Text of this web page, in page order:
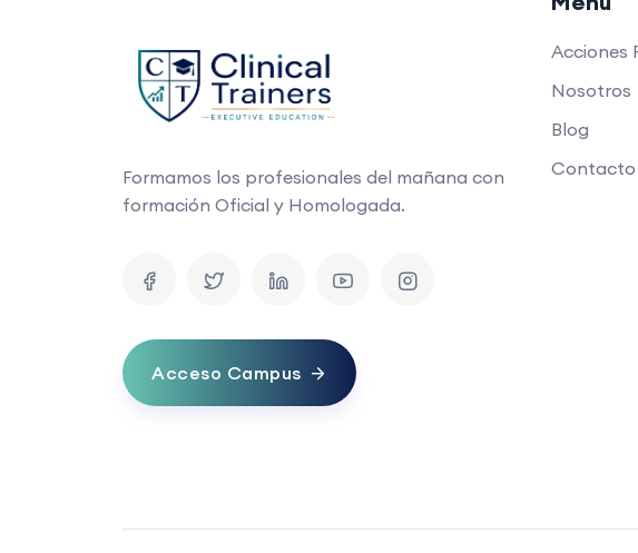
Formamos los profesionales del mañana con
formación Oficial y Homologada.
Acceso Campus
Acciones
Nosotros
Blog
Contacto